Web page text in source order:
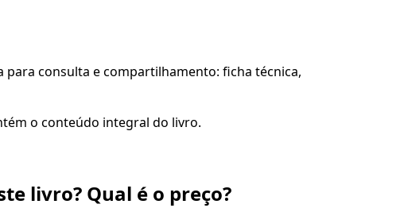
para consulta e compartilhamento: ficha técnica,
o conteúdo integral do livro.
livro? Qual é o preço?